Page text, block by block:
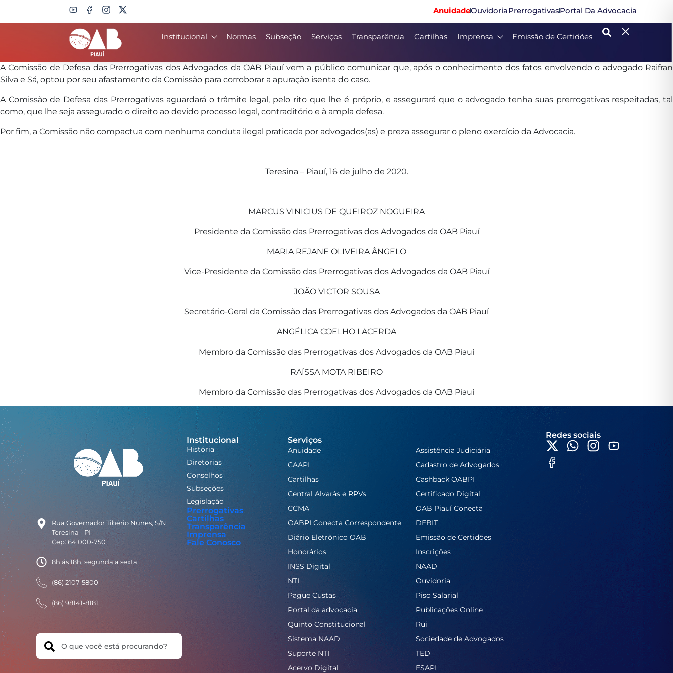
AnuidadeOuvidoriaPrerrogativasPortal Da Advocacia
Institucional Normas Subseção Serviços Transparência Cartilhas Imprensa Emissão de Certidões
Search
A Comissão de Defesa das Prerrogativas dos Advogados da OAB Piauí vem a público comunicar que, após o conhecimento dos fatos envolvendo o advogado Raifran
Silva e Sá, optou por seu afastamento da Comissão para corroborar a apuração isenta do caso.
A Comissão de Defesa das Prerrogativas aguardará o trâmite legal, pelo rito que lhe é próprio, e assegurará que o advogado tenha suas prerrogativas respeitadas, tal
como, que lhe seja assegurado o direito ao devido processo legal, contraditório e à ampla defesa.
Por fim, a Comissão não compactua com nenhuma conduta ilegal praticada por advogados(as) e preza assegurar o pleno exercício da Advocacia.
Teresina – Piauí, 16 de julho de 2020.
MARCUS VINICIUS DE QUEIROZ NOGUEIRA
Presidente da Comissão das Prerrogativas dos Advogados da OAB Piauí
MARIA REJANE OLIVEIRA ÂNGELO
Vice-Presidente da Comissão das Prerrogativas dos Advogados da OAB Piauí
JOÃO VICTOR SOUSA
Secretário-Geral da Comissão das Prerrogativas dos Advogados da OAB Piauí
ANGÉLICA COELHO LACERDA
Membro da Comissão das Prerrogativas dos Advogados da OAB Piauí
RAÍSSA MOTA RIBEIRO
Membro da Comissão das Prerrogativas dos Advogados da OAB Piauí
Rua Governador Tibério Nunes, S/N
Teresina - PI
Cep: 64.000-750
8h ás 18h, segunda a sexta
(86) 2107-5800
(86) 98141-8181
Search
Institucional
História
Diretorias
Conselhos
Subseções
Legislação
Prerrogativas
Cartilhas
Transparência
Imprensa
Fale Conosco
Serviços
Anuidade
Assistência Judiciária
CAAPI
Cadastro de Advogados
Cartilhas
Cashback OABPI
Central Alvarás e RPVs
Certificado Digital
CCMA
OAB Piauí Conecta
OABPI Conecta Correspondente
DEBIT
Diário Eletrônico OAB
Emissão de Certidões
Honorários
Inscrições
INSS Digital
NAAD
NTI
Ouvidoria
Pague Custas
Piso Salarial
Portal da advocacia
Publicações Online
Quinto Constitucional
Rui
Sistema NAAD
Sociedade de Advogados
Suporte NTI
TED
Acervo Digital
ESAPI
Redes sociais